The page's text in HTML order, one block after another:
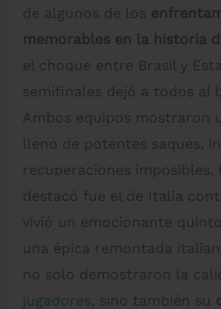
de algunos de los
memorables en la historia
el choque entre Brasil y
semifinales dejó a todos al
Ambos equipos mostraron
lleno de potentes saques,
recuperaciones
destacó fue el de Italia
vivió un emocionante
una épica remontada
no solo demostraron la
jugadores, sino también su